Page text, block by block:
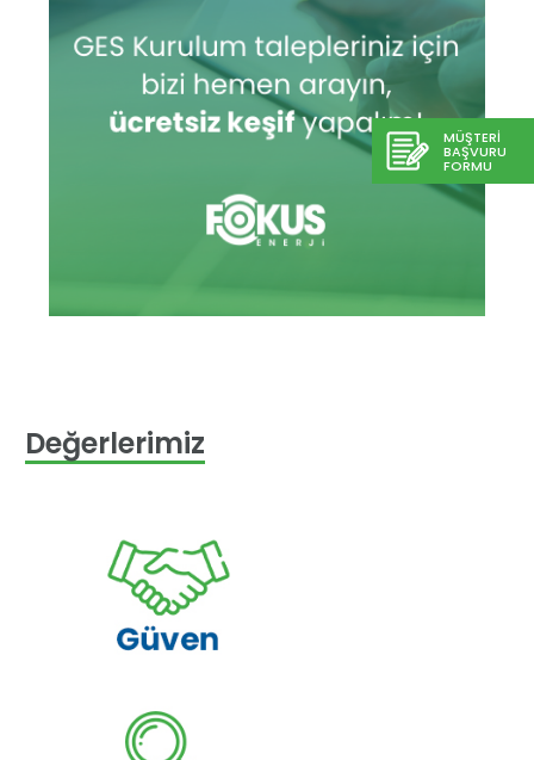
MÜŞTERİ
BAŞVURU
FORMU
Değerlerimiz